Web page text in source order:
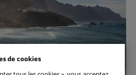
de cookies